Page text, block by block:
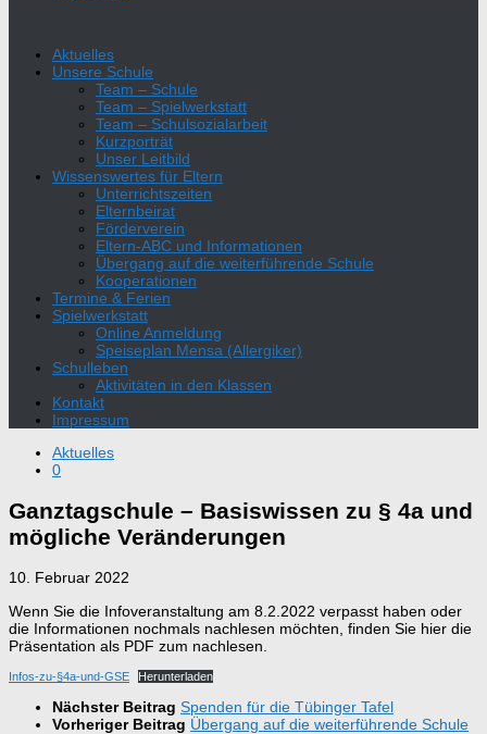
Aktuelles
Unsere Schule
Team – Schule
Team – Spielwerkstatt
Team – Schulsozialarbeit
Kurzporträt
Unser Leitbild
Wissenswertes für Eltern
Unterrichtszeiten
Elternbeirat
Förderverein
Eltern-ABC und Informationen
Übergang auf die weiterführende Schule
Kooperationen
Termine & Ferien
Spielwerkstatt
Online Anmeldung
Speiseplan Mensa (Allergiker)
Schulleben
Aktivitäten in den Klassen
Kontakt
Impressum
Aktuelles
0
Ganztagschule – Basiswissen zu § 4a und
mögliche Veränderungen
10. Februar 2022
Wenn Sie die Infoveranstaltung am 8.2.2022 verpasst haben oder
die Informationen nochmals nachlesen möchten, finden Sie hier die
Präsentation als PDF zum nachlesen.
Infos-zu-§4a-und-GSE Herunterladen
Nächster Beitrag Spenden für die Tübinger Tafel
Vorheriger Beitrag Übergang auf die weiterführende Schule